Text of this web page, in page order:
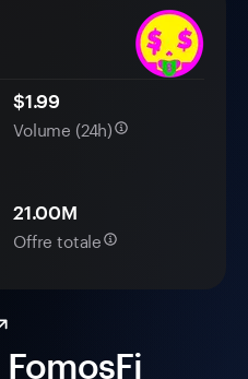
$1.99
Volume (24h)
21.00M
Offre totale